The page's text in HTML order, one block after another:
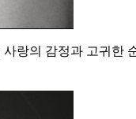
랑의 감정과 고귀한